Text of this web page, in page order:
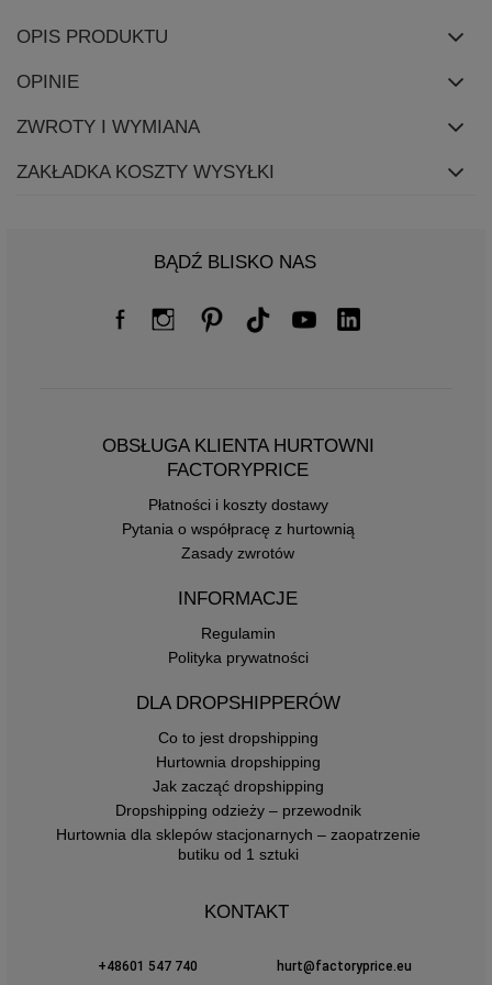
OPIS PRODUKTU
OPINIE
ZWROTY I WYMIANA
ZAKŁADKA KOSZTY WYSYŁKI
BĄDŹ BLISKO NAS
OBSŁUGA KLIENTA HURTOWNI
FACTORYPRICE
Płatności i koszty dostawy
Pytania o współpracę z hurtownią
Zasady zwrotów
INFORMACJE
Regulamin
Polityka prywatności
DLA DROPSHIPPERÓW
Co to jest dropshipping
Hurtownia dropshipping
Jak zacząć dropshipping
Dropshipping odzieży – przewodnik
Hurtownia dla sklepów stacjonarnych – zaopatrzenie
butiku od 1 sztuki
KONTAKT
+48601 547 740 hurt@factoryprice.eu